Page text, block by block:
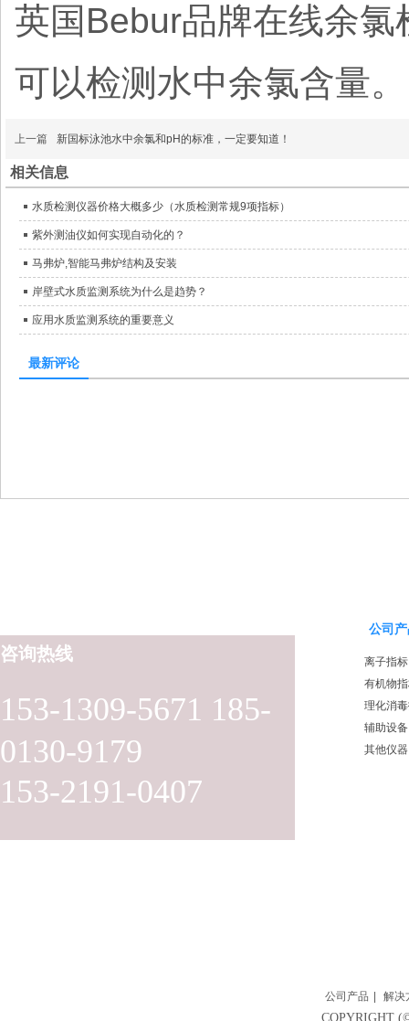
英国Bebur品牌在线余
可以检测水中余氯含量。
上一篇 新国标泳池水中余氯和pH的标准，一定要知道！
相关信息
水质检测仪器价格大概多少（水质检测常规9项指标）
紫外测油仪如何实现自动化的？
马弗炉,智能马弗炉结构及安装
岸壁式水质监测系统为什么是趋势？
应用水质监测系统的重要意义
最新评论
153-1309-5671 185-
0130-9179
153-2191-0407
咨询热线
公司
离子指标
有机物
理化消
辅助设备
其他仪器
公司产品 解决
COPYRIGHT